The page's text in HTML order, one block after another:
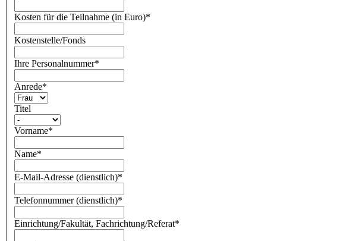
Kosten für die Teilnahme (in Euro)*
Kostenstelle/Fonds
Ihre Personalnummer*
Anrede*
Titel
Vorname*
Name*
E-Mail-Adresse (dienstlich)*
Telefonnummer (dienstlich)*
Einrichtung/Fakultät, Fachrichtung/Referat*